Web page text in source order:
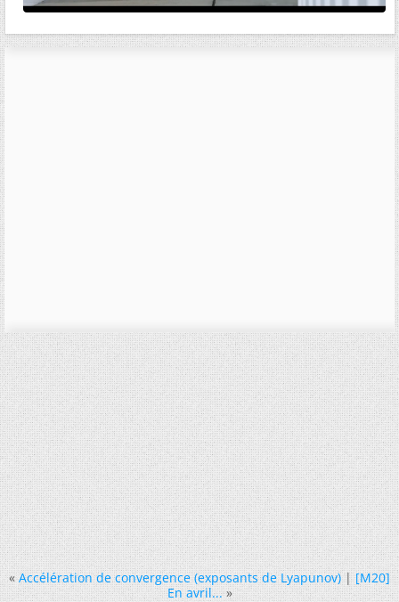
« Accélération de convergence (exposants de Lyapunov)|[M20]
En avril... »